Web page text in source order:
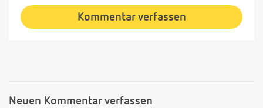
Kommentar verfassen
Neuen Kommentar verfassen